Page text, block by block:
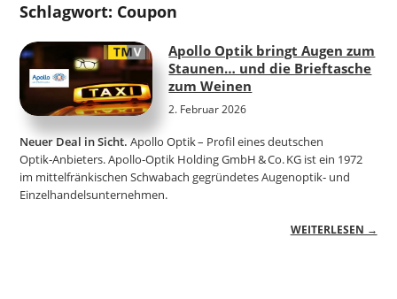
Schlagwort: Coupon
Apollo Optik bringt Augen zum
Staunen… und die Brieftasche
zum Weinen
2. Februar 2026
Neuer Deal in Sicht. Apollo Optik – Profil eines deutschen
Optik‑Anbieters. Apollo‑Optik Holding GmbH & Co. KG ist ein 1972
im mittelfränkischen Schwabach gegründetes Augenoptik‑ und
Einzelhandelsunternehmen.
WEITERLESEN →